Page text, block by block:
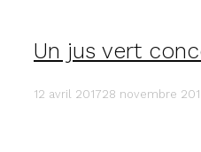
Un jus vert
12 avril 201728 novembre